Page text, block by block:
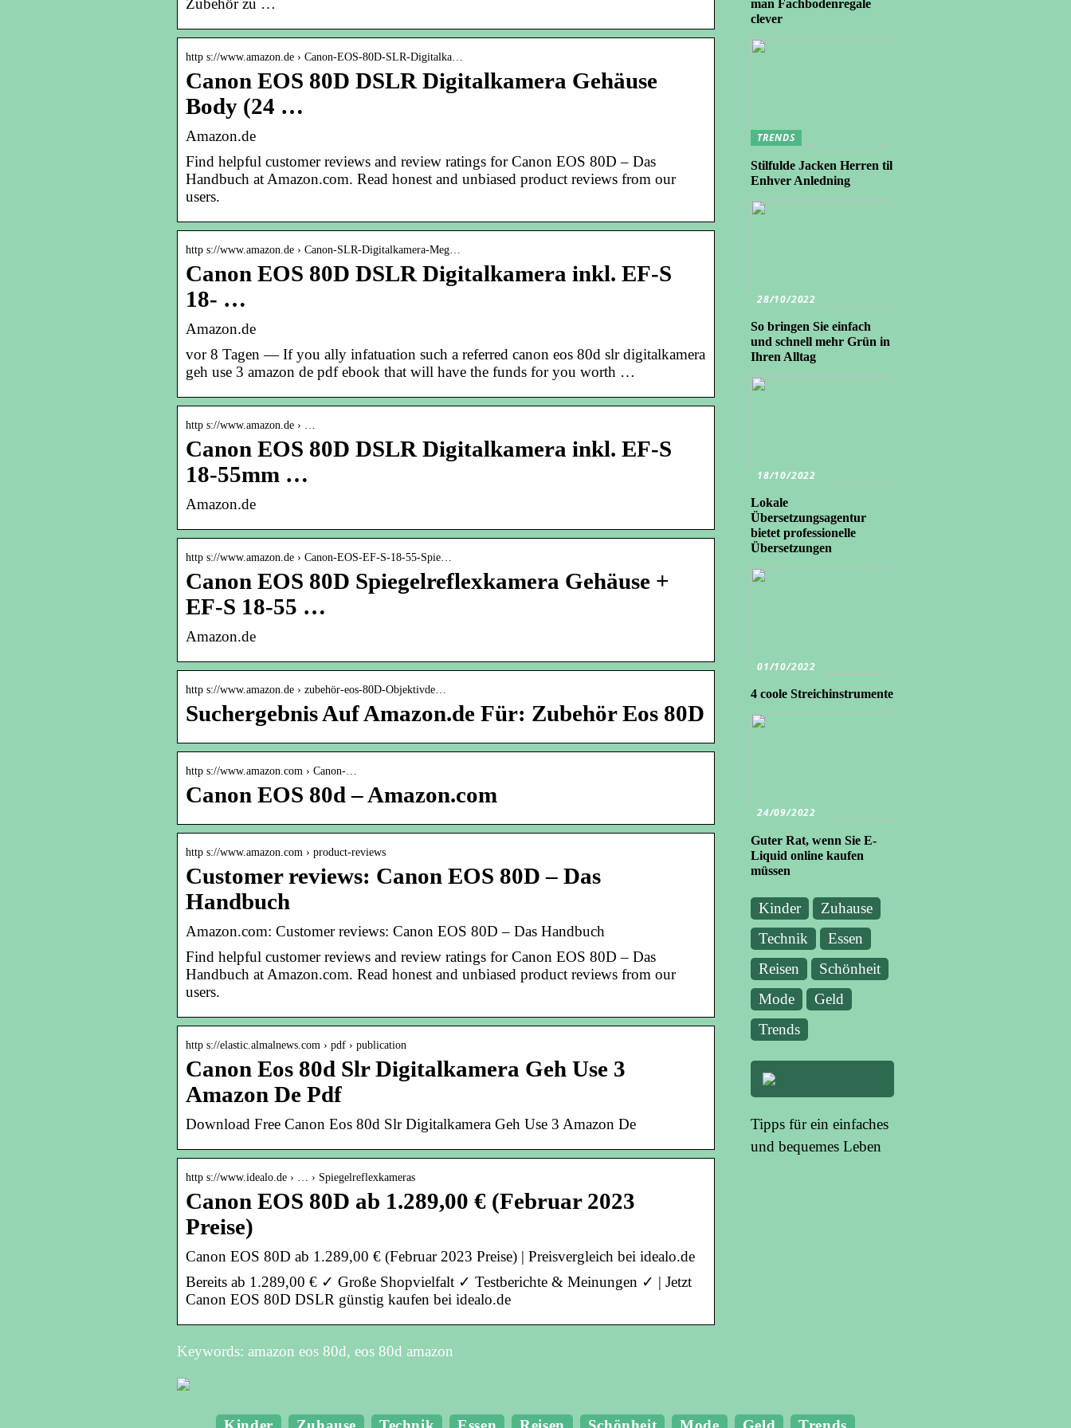
Zubehör zu …
http s://www.amazon.de › Canon-EOS-80D-SLR-Digitalka…
Canon EOS 80D DSLR Digitalkamera Gehäuse
Body (24 …
Amazon.de
Find helpful customer reviews and review ratings for Canon EOS 80D – Das
Handbuch at Amazon.com. Read honest and unbiased product reviews from our
users.
http s://www.amazon.de › Canon-SLR-Digitalkamera-Meg…
Canon EOS 80D DSLR Digitalkamera inkl. EF-S
18- …
Amazon.de
vor 8 Tagen — If you ally infatuation such a referred canon eos 80d slr digitalkamera
geh use 3 amazon de pdf ebook that will have the funds for you worth …
http s://www.amazon.de › …
Canon EOS 80D DSLR Digitalkamera inkl. EF-S
18-55mm …
Amazon.de
http s://www.amazon.de › Canon-EOS-EF-S-18-55-Spie…
Canon EOS 80D Spiegelreflexkamera Gehäuse +
EF-S 18-55 …
Amazon.de
http s://www.amazon.de › zubehör-eos-80D-Objektivde…
Suchergebnis Auf Amazon.de Für: Zubehör Eos 80D
http s://www.amazon.com › Canon-…
Canon EOS 80d – Amazon.com
http s://www.amazon.com › product-reviews
Customer reviews: Canon EOS 80D – Das
Handbuch
Amazon.com: Customer reviews: Canon EOS 80D – Das Handbuch
Find helpful customer reviews and review ratings for Canon EOS 80D – Das
Handbuch at Amazon.com. Read honest and unbiased product reviews from our
users.
http s://elastic.almalnews.com › pdf › publication
Canon Eos 80d Slr Digitalkamera Geh Use 3
Amazon De Pdf
Download Free Canon Eos 80d Slr Digitalkamera Geh Use 3 Amazon De
http s://www.idealo.de › … › Spiegelreflexkameras
Canon EOS 80D ab 1.289,00 € (Februar 2023
Preise)
Canon EOS 80D ab 1.289,00 € (Februar 2023 Preise) | Preisvergleich bei idealo.de
Bereits ab 1.289,00 € ✓ Große Shopvielfalt ✓ Testberichte & Meinungen ✓ | Jetzt
Canon EOS 80D DSLR günstig kaufen bei idealo.de
Keywords: amazon eos 80d, eos 80d amazon
man Fachbodenregale
clever
TRENDS
Stilfulde Jacken Herren til
Enhver Anledning
28/10/2022
So bringen Sie einfach
und schnell mehr Grün in
Ihren Alltag
18/10/2022
Lokale
Übersetzungsagentur
bietet professionelle
Übersetzungen
01/10/2022
4 coole Streichinstrumente
24/09/2022
Guter Rat, wenn Sie E-
Liquid online kaufen
müssen
Kinder
Zuhause
Technik
Essen
Reisen
Schönheit
Mode
Geld
Trends
Tipps für ein einfaches
und bequemes Leben
Eine neue